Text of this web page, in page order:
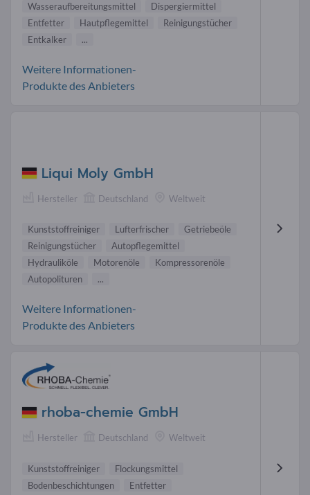
Wasseraufbereitungsmittel
Dispergiermittel
Entfetter
Hautpflegemittel
Reinigungstücher
Entkalker
...
Weitere Informationen-
Produkte des Anbieters
Liqui Moly GmbH
Hersteller Deutschland Weltweit
Kunststoffreiniger Lufterfrischer
Getriebeöle
Reinigungstücher
Autopflegemittel
Hydrauliköle
Motorenöle
Kompressorenöle
Autopolituren
...
Weitere Informationen-
Produkte des Anbieters
rhoba-chemie GmbH
Hersteller Deutschland Weltweit
Kunststoffreiniger
Flockungsmittel
Bodenbeschichtungen
Entfetter